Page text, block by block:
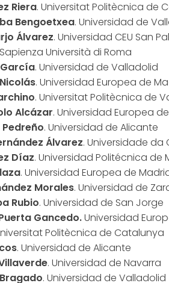
Riera. Universitat Politècnica de
Bengoetxea. Universidad de
Álvarez. Universidad CEU San
Università di Roma
. Universidad de Valladolid
. Universidad Europea de
. Universitat Politècnica de
Alcázar. Universidad Europea
. Universidad de Alicante
Álvarez. Universidade da
Díaz. Universidad Politécnica de
. Universidad Europea de
Morales. Universidad de
Rubio. Universidad de San Jorge
Gancedo.Universidad
Politècnica de Catalunya
. Universidad de Alicante
. Universidad de Navarra
. Universidad de Valladolid